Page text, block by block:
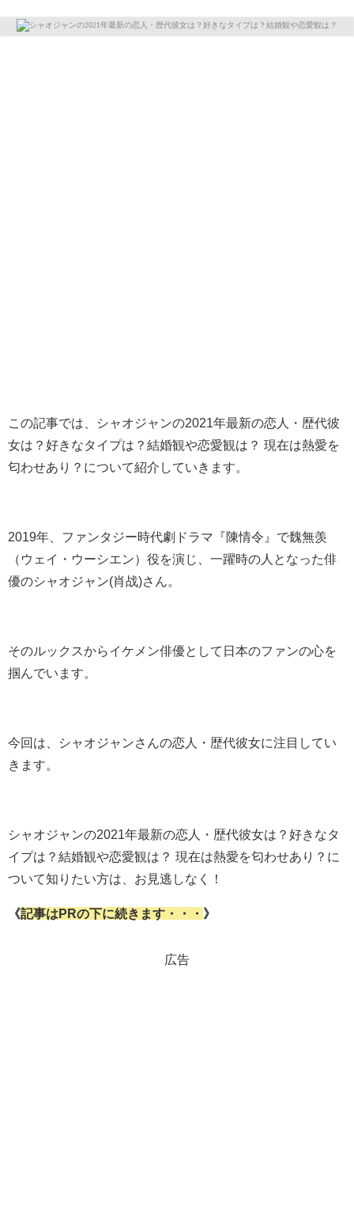
この記事では、シャオジャンの2021年最新の恋人・歴代彼
女は？好きなタイプは？結婚観や恋愛観は？ 現在は熱愛を
匂わせあり？について紹介していきます。
2019年、ファンタジー時代劇ドラマ『陳情令』で魏無羡
（ウェイ・ウーシエン）役を演じ、一躍時の人となった俳
優のシャオジャン(肖战)さん。
そのルックスからイケメン俳優として日本のファンの心を
掴んでいます。
今回は、シャオジャンさんの恋人・歴代彼女に注目してい
きます。
シャオジャンの2021年最新の恋人・歴代彼女は？好きなタ
イプは？結婚観や恋愛観は？ 現在は熱愛を匂わせあり？に
ついて知りたい方は、お見逃しなく！
《記事はPRの下に続きます・・・ 》
広告